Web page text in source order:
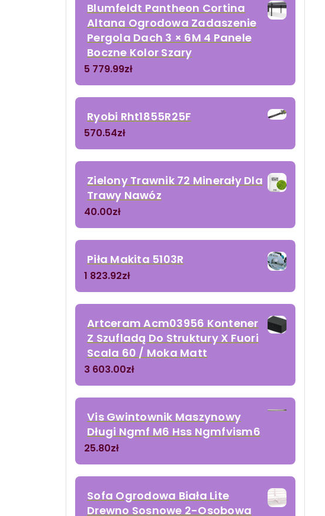
Blumfeldt Pantheon Cortina
Altana Ogrodowa Zadaszenie
Pergola Dach 3 × 6M 4 Panele
Boczne Kolor Szary
5 779.99zł
Ryobi Rht1855R25F
570.54zł
Zielony Trawnik 72 Minerały Dla
Trawy Nawóz
40.00zł
Piła Makita 5103R
1 823.92zł
Artceram Acm03956 Kontener
Z Szufladą Do Struktury X Fuori
Scala 60 / Moka Matt
3 603.00zł
Vis Gwintownik Maszynowy
Długi Ngmf M6 Hss Ngmfvism6
25.80zł
Sofa Ogrodowa Biała Lite
Drewno Sosnowe 2-Osobowa